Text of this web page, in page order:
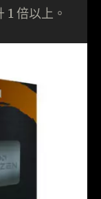
倍以上。